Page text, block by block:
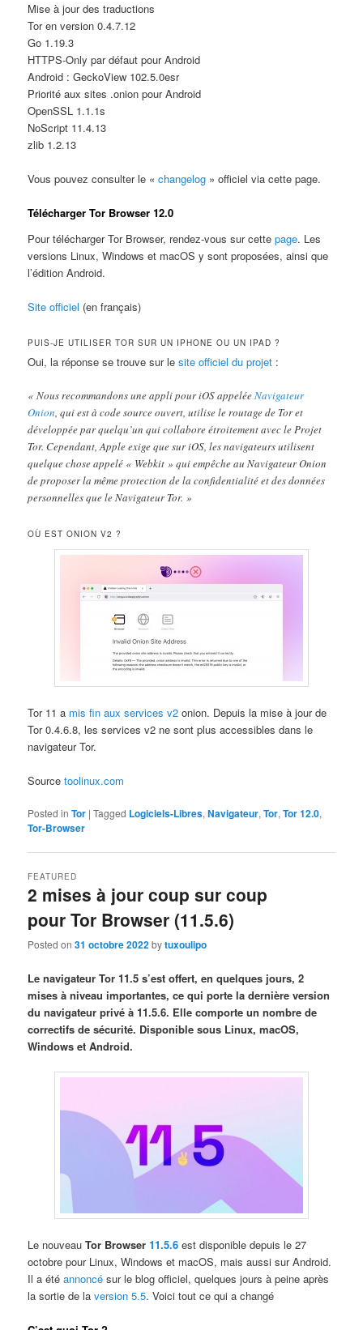
Mise à jour des traductions
Tor en version 0.4.7.12
Go 1.19.3
HTTPS-Only par défaut pour Android
Android : GeckoView 102.5.0esr
Priorité aux sites .onion pour Android
OpenSSL 1.1.1s
NoScript 11.4.13
zlib 1.2.13
Vous pouvez consulter le «changelog » officiel via cette page.
Télécharger Tor Browser 12.0
Pour télécharger Tor Browser, rendez-vous sur cettepage. Les
versions Linux, Windows et macOS y sont proposées, ainsi que
l’édition Android.
Site officiel (en français)
PUIS-JE UTILISER TOR SUR UN IPHONE OU UN IPAD ?
Oui, la réponse se trouve sur lesite officiel du projet :
« Nous recommandons une appli pour iOS appeléeNavigateur
Onion, qui est à code source ouvert, utilise le routage de Tor et
développée par quelqu’un qui collabore étroitement avec le Projet
Tor. Cependant, Apple exige que sur iOS, les navigateurs utilisent
quelque chose appelé « Webkit » qui empêche au Navigateur Onion
de proposer la même protection de la confidentialité et des données
personnelles que le Navigateur Tor. »
OÙ EST ONION V2 ?
Tor 11 a mis fin aux services v2 onion. Depuis la mise à jour de
Tor 0.4.6.8, les services v2 ne sont plus accessibles dans le
navigateur Tor.
Sourcetoolinux.com
Posted in Tor |Tagged Logiciels-Libres,Navigateur,Tor,Tor 12.0,
Tor-Browser
2 mises à jour coup sur coup
pour Tor Browser (11.5.6)
FEATURED
Posted on31 octobre 2022bytuxoulipo
Le navigateur Tor 11.5 s’est offert, en quelques jours, 2
mises à niveau importantes, ce qui porte la dernière version
du navigateur privé à 11.5.6. Elle comporte un nombre de
correctifs de sécurité. Disponible sous Linux, macOS,
Windows et Android.
Le nouveauTor Browser11.5.6 est disponible depuis le 27
octobre pour Linux, Windows et macOS, mais aussi sur Android.
Il a étéannoncé sur le blog officiel, quelques jours à peine après
la sortie de laversion 5.5. Voici tout ce qui a changé